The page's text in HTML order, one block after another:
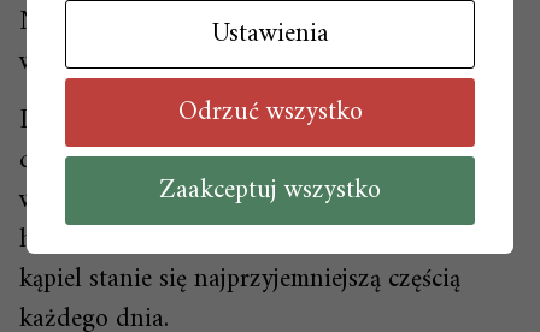
Na co jeszcze zwrócić uwagę przed zakupem
wanny wolnostojącej?
Do luksusowej kąpieli potrzebne są też
dodatkowe funkcje. Wiele wanien
wolnostojących ma wbudowany sprzęt do
hydromasażu. Takie elementy sprawią, że
kąpiel stanie się najprzyjemniejszą częścią
każdego dnia.
Ustawienia
Odrzuć wszystko
Zaakceptuj wszystko